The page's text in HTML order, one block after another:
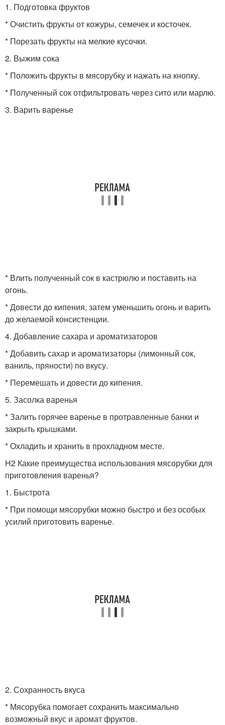
1. Подготовка фруктов
* Очистить фрукты от кожуры, семечек и косточек.
* Порезать фрукты на мелкие кусочки.
2. Выжим сока
* Положить фрукты в мясорубку и нажать на кнопку.
* Полученный сок отфильтровать через сито или марлю.
3. Варить варенье
* Влить полученный сок в кастрюлю и поставить на
огонь.
* Довести до кипения, затем уменьшить огонь и варить
до желаемой консистенции.
4. Добавление сахара и ароматизаторов
* Добавить сахар и ароматизаторы (лимонный сок,
ваниль, пряности) по вкусу.
* Перемешать и довести до кипения.
5. Засолка варенья
* Залить горячее варенье в протравленные банки и
закрыть крышками.
* Охладить и хранить в прохладном месте.
H2 Какие преимущества использования мясорубки для
приготовления варенья?
1. Быстрота
* При помощи мясорубки можно быстро и без особых
усилий приготовить варенье.
2. Сохранность вкуса
* Мясорубка помогает сохранить максимально
возможный вкус и аромат фруктов.